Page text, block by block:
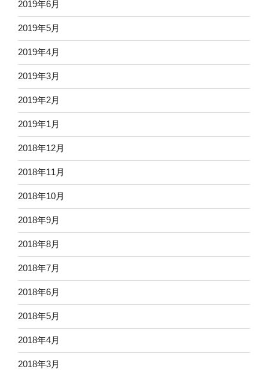
2019年6月
2019年5月
2019年4月
2019年3月
2019年2月
2019年1月
2018年12月
2018年11月
2018年10月
2018年9月
2018年8月
2018年7月
2018年6月
2018年5月
2018年4月
2018年3月